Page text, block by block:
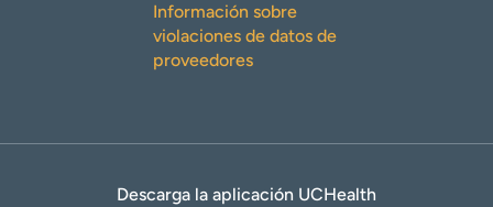
Información sobre
violaciones de datos de
proveedores
Descarga la aplicación UCHealth